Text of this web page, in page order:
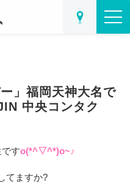
」福岡天神大名で
中央コンタク
すo(*^▽^*)o~♪
てますか?